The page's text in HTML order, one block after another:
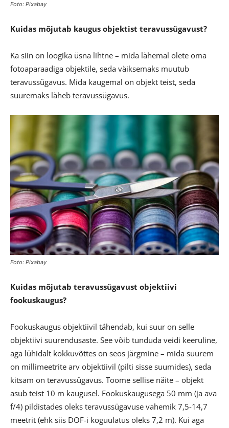
Foto: Pixabay
Kuidas mõjutab kaugus objektist teravussügavust?
Ka siin on loogika üsna lihtne – mida lähemal olete oma
fotoaparaadiga objektile, seda väiksemaks muutub
teravussügavus. Mida kaugemal on objekt teist, seda
suuremaks läheb teravussügavus.
Foto: Pixabay
Kuidas mõjutab teravussügavust objektiivi
fookuskaugus?
Fookuskaugus objektiivil tähendab, kui suur on selle
objektiivi suurendusaste. See võib tunduda veidi keeruline,
aga lühidalt kokkuvõttes on seos järgmine – mida suurem
on millimeetrite arv objektiivil (pilti sisse suumides), seda
kitsam on teravussügavus. Toome sellise näite – objekt
asub teist 10 m kaugusel. Fookuskaugusega 50 mm (ja ava
f/4) pildistades oleks teravussügavuse vahemik 7,5-14,7
meetrit (ehk siis DOF-i koguulatus oleks 7,2 m). Kui aga